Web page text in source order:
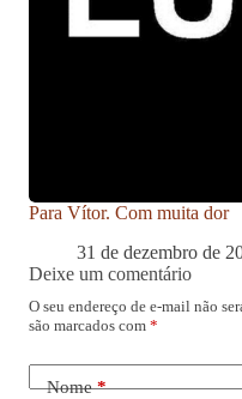
Para Vítor. Com muita dor
31 de dezembro de
Deixe um comentário
O seu endereço de e-mail não
são marcados com *
Nome*